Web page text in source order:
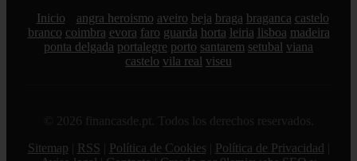
Inicio angra heroismo aveiro beja braga braganca castelo
branco coimbra evora faro guarda horta leiria lisboa madeira
ponta delgada portalegre porto santarem setubal viana
castelo vila real viseu
© 2026 financasde.pt. Todos los derechos reservados.
Sitemap
RSS Política de Cookies Política de Privacidad